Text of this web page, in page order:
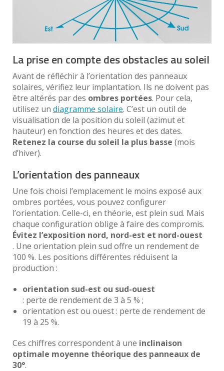
La prise en compte des obstacles au soleil
Avant de réfléchir à l’orientation des panneaux
solaires, vérifiez leur implantation. Ils ne doivent pas
être altérés par des ombres portées. Pour cela,
utilisez un diagramme solaire. C’est un outil de
visualisation de la position du soleil (azimut et
hauteur) en fonction des heures et des dates.
Retenez la course du soleil la plus basse (mois
d’hiver).
L’orientation des panneaux
Une fois choisi l’emplacement le moins exposé aux
ombres portées, vous pouvez configurer
l’orientation. Celle-ci, en théorie, est plein sud. Mais
chaque configuration oblige à faire des compromis.
Évitez l’exposition nord, nord-est et nord-ouest
. Une orientation plein sud offre un rendement de
100 %. Les positions différentes réduisent la
production :
orientation sud-est ou sud-ouest
: perte de rendement de 3 à 5 % ;
orientation est ou ouest : perte de rendement de
19 à 25 %.
Ces chiffres correspondent à une inclinaison
optimale moyenne théorique des panneaux de
30°.